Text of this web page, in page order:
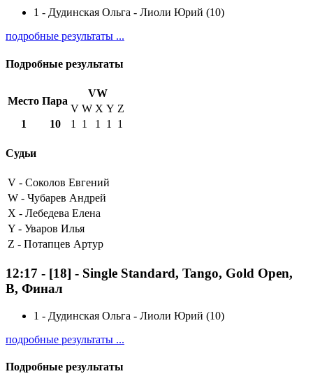
1 - Дудинская Ольга - Лиоли Юрий (10)
подробные результаты ...
Подробные результаты
Место Пара
VW
V W X Y Z
1
10 1 1 1 1 1
Судьи
V - Соколов Евгений
W - Чубарев Андрей
X - Лебедева Елена
Y - Уваров Илья
Z - Потапцев Артур
12:17 - [18] - Single Standard, Tango, Gold Open,
B, Финал
1 - Дудинская Ольга - Лиоли Юрий (10)
подробные результаты ...
Подробные результаты